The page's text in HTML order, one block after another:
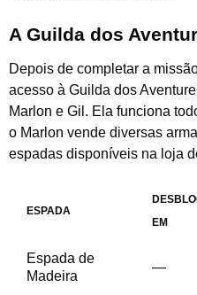
A Guilda dos
Depois de completar a
acesso à Guilda dos
Marlon e Gil. Ela funciona
o Marlon vende diversas
espadas disponíveis na loja
ESPADA
EM
Espada de
Madeira
—